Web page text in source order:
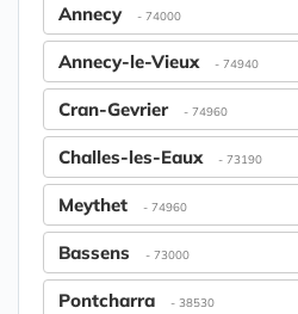
Annecy - 74000
Annecy-le-Vieux - 74940
Cran-Gevrier - 74960
Challes-les-Eaux - 73190
Meythet - 74960
Bassens - 73000
Pontcharra - 38530